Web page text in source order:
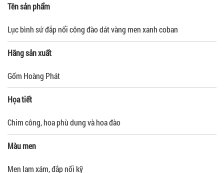
Tên sản phẩm
Lục bình sứ đắp nổi công đào dát vàng men xanh coban
Hãng sản xuất
Gốm Hoàng Phát
Họa tiết
Chim công, hoa phù dung và hoa đào
Màu men
Men lam xám, đắp nổi kỹ